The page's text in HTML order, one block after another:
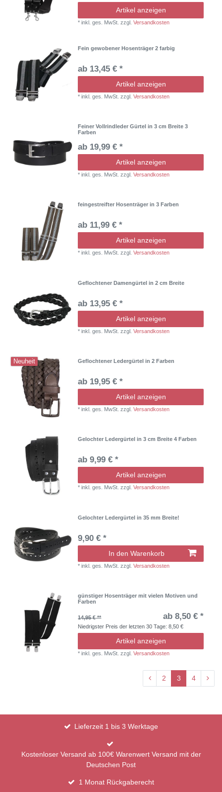
Artikel anzeigen
*inkl. ges. MwSt. zzgl.Versandkosten
Fein gewobener Hosenträger 2 farbig
ab 13,45 € *
Artikel anzeigen
*inkl. ges. MwSt. zzgl.Versandkosten
Feiner Vollrindleder Gürtel in 3 cm Breite 3
Farben
ab 19,99 € *
Artikel anzeigen
*inkl. ges. MwSt. zzgl.Versandkosten
feingestreifter Hosenträger in 3 Farben
ab 11,99 € *
Artikel anzeigen
*inkl. ges. MwSt. zzgl.Versandkosten
Geflochtener Damengürtel in 2 cm Breite
ab 13,95 € *
Artikel anzeigen
*inkl. ges. MwSt. zzgl.Versandkosten
Neuheit Geflochtener Ledergürtel in 2 Farben
ab 19,95 € *
Artikel anzeigen
*inkl. ges. MwSt. zzgl.Versandkosten
Gelochter Ledergürtel in 3 cm Breite 4 Farben
ab 9,99 € *
Artikel anzeigen
*inkl. ges. MwSt. zzgl.Versandkosten
Gelochter Ledergürtel in 35 mm Breite!
9,90 € *
In den Warenkorb
*inkl. ges. MwSt. zzgl.Versandkosten
günstiger Hosenträger mit vielen Motiven und
Farben
14,95 € ** ab 8,50 € *
Niedrigster Preis der letzten 30 Tage:8,50 €
Artikel anzeigen
*inkl. ges. MwSt. zzgl.Versandkosten
2 3 4
Lieferzeit 1 bis 3 Werktage
Kostenloser Versand ab 100€ Warenwert Versand mit der
Deutschen Post
1 Monat Rückgaberecht